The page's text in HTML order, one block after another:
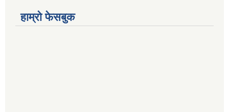
हाम्रो फेसबुक